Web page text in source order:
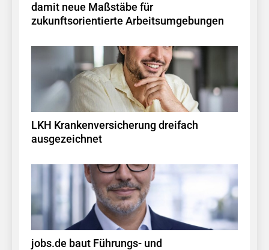
damit neue Maßstäbe für
zukunftsorientierte Arbeitsumgebungen
LKH Krankenversicherung dreifach
ausgezeichnet
jobs.de baut Führungs- und